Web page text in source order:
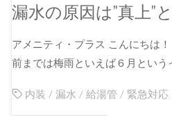
漏水の原因は”真上”
アメニティ・プラス こんにちは
前までは梅雨といえば６月という
内装 /漏水 /給湯管 / 緊急対応